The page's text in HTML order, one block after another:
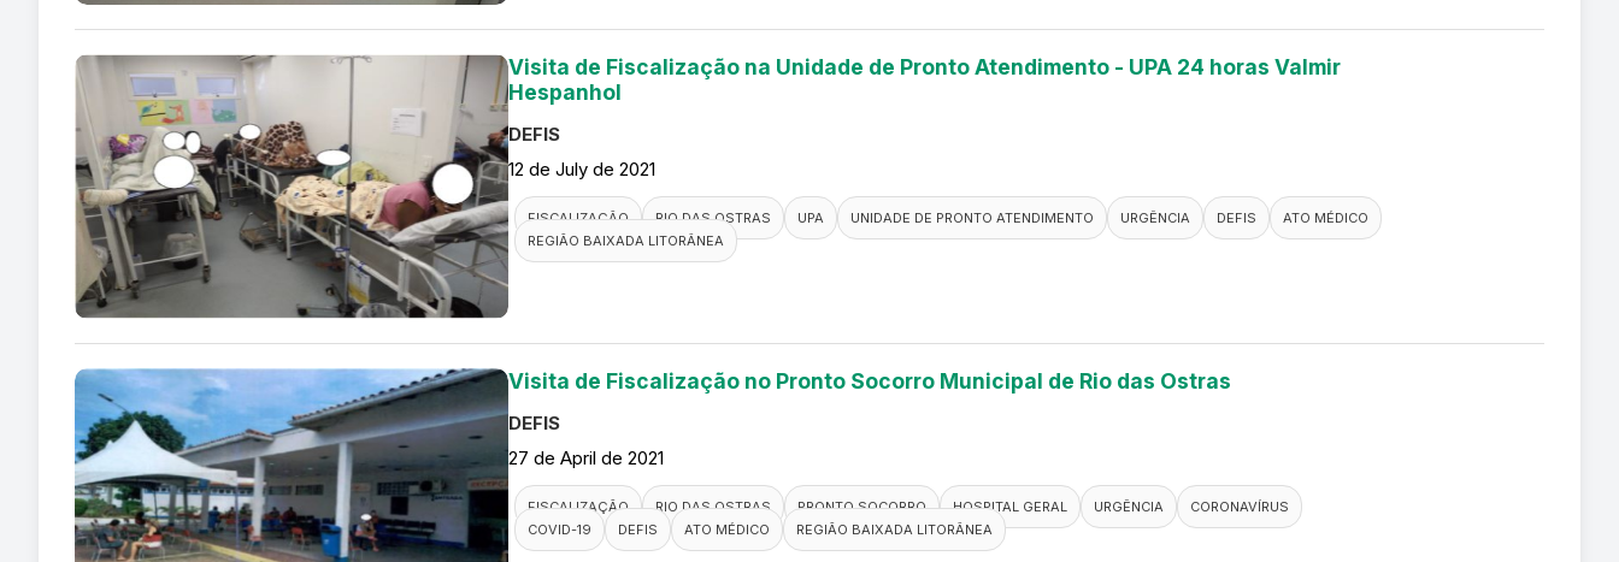
Visita de Fiscalização na Unidade de Pronto Atendimento - UPA 24 horas Valmir
Hespanhol
DEFIS
12 de July de 2021
FISCALIZAÇÃO RIO DAS OSTRAS UPA UNIDADE DE PRONTO ATENDIMENTO URGÊNCIA DEFIS
ATO MÉDICO
REGIÃO BAIXADA LITORÂNEA
Visita de Fiscalização no Pronto Socorro Municipal de Rio das Ostras
DEFIS
27 de April de 2021
FISCALIZAÇÃO RIO DAS OSTRAS PRONTO SOCORRO HOSPITAL GERAL URGÊNCIA
CORONAVÍRUS
COVID-19
DEFIS ATO MÉDICO REGIÃO BAIXADA LITORÂNEA